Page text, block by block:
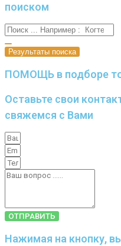
поиском
Результаты поиска
ПОМОЩЬ в подборе
Оставьте свои
свяжемся с Вами
ОТПРАВИТЬ
Нажимая на кнопку,